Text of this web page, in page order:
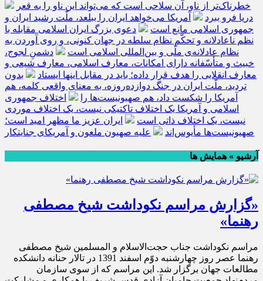
خطرناک‌تر از ناو، آن سلاحی است که می‌تواند این ناو را به قعر
دریا فرو ببرد
آمریکا می‌خواهد ایران را ببلعد، ملّت رشید ایران و
جمهوری اسلامی مانع است
دعوی بزرگ ایران اسلامی مقابله با
نظم ناعادلانه و تحکّم نظام سلطه در جهان کنونی، و روی آوردن به
نظام عادلانه‌ی ملّی و بین‌المللی اسلامی است
دشمنِ لجوج،
خبیث و متأسّفانه دارای امکانات، معارف اسلامی، معارف شیعی و
معارف انقلابی را هدف قرار داده؛ باید در مقابل اینها ایستاد
بدون
تردید، ملّت ایران در جنگ دوازده‌روزه، به معنای واقعی کلمه، هم
آمریکا را شکست داد، هم صهیونیست‌ها را
اختلاف جمهوری
اسلامی و آمریکا یک اختلاف تاکتیکی نیست، یک اختلاف موردی
نیست، یک اختلاف ذاتی است
ایران عزیز ما مظهر امید است؛
صهیونیست‌ها مأیوس‌اند
علیه صهیون ملعون و آمریکای جنایتکار
آرشیو » همايش ها
«گزارش مراسم نکوداشت شیخ مصطفی
رهنما»
مراسم نکوداشت جناب حجت‌الاسلام و المسلمین شیخ مصطفی
رهنما عصر روز چهارشنبه دوّم اسفند 1391 در تالار حنانه دانشکده
مطالعات جهان برگزار شد. این مراسم که از سوی سازمان